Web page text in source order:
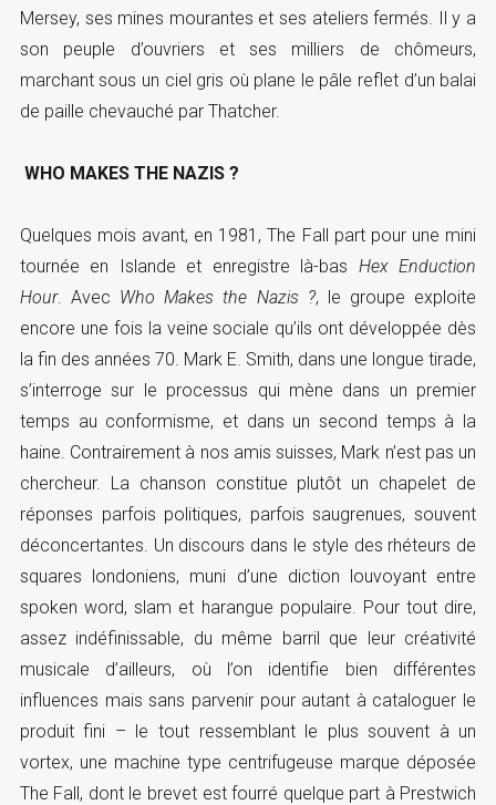
Mersey, ses mines mourantes et ses ateliers fermés. Il y a
son peuple d’ouvriers et ses milliers de chômeurs,
marchant sous un ciel gris où plane le pâle reflet d’un balai
de paille chevauché par Thatcher.
WHO MAKES THE NAZIS ?
Quelques mois avant, en 1981, The Fall part pour une mini
tournée en Islande et enregistre là-bas Hex Enduction
Hour. Avec Who Makes the Nazis ?, le groupe exploite
encore une fois la veine sociale qu’ils ont développée dès
la fin des années 70. Mark E. Smith, dans une longue tirade,
s’interroge sur le processus qui mène dans un premier
temps au conformisme, et dans un second temps à la
haine. Contrairement à nos amis suisses, Mark n’est pas un
chercheur. La chanson constitue plutôt un chapelet de
réponses parfois politiques, parfois saugrenues, souvent
déconcertantes. Un discours dans le style des rhéteurs de
squares londoniens, muni d’une diction louvoyant entre
spoken word, slam et harangue populaire. Pour tout dire,
assez indéfinissable, du même barril que leur créativité
musicale d’ailleurs, où l’on identifie bien différentes
influences mais sans parvenir pour autant à cataloguer le
produit fini – le tout ressemblant le plus souvent à un
vortex, une machine type centrifugeuse marque déposée
The Fall, dont le brevet est fourré quelque part à Prestwich